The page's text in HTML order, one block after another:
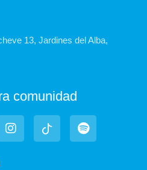
13, Jardines del Alba,
comunidad
I
n
s
I
c
o
S
p
o